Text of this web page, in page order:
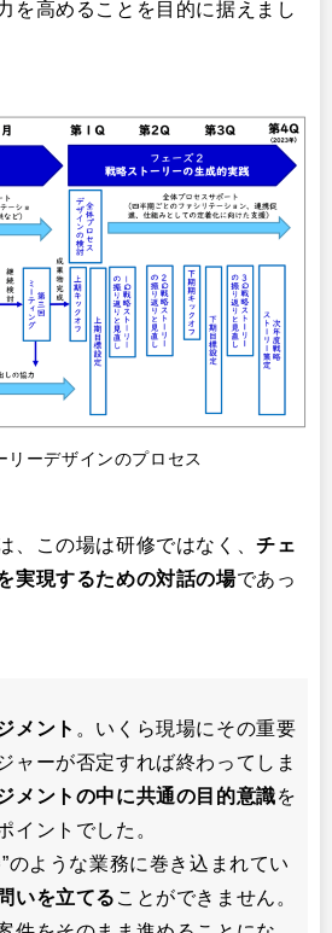
を高めることを目的に据えまし
リーデザインのプロセス
、この場は研修ではなく、チェ
実現するための対話の場であっ
メント 。いくら現場にその重要
ャーが否定すれば終わってしま
メントの中に共通の目的意識を
イントでした。
のような業務に巻き込まれてい
いを立てる ことができません。